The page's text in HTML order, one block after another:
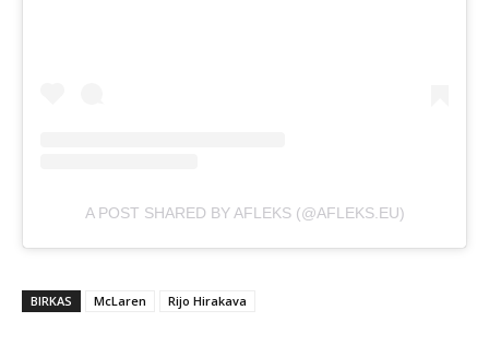
A POST SHARED BY AFLEKS (@AFLEKS.EU)
BIRKAS McLaren Rijo Hirakava